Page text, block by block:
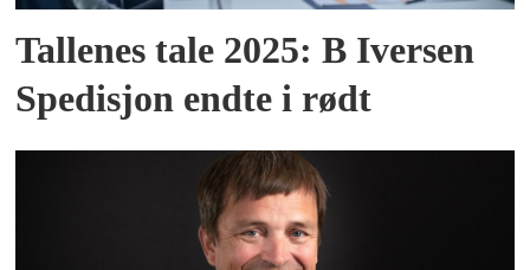
Tallenes tale 2025: B Iversen
Spedisjon endte i rødt